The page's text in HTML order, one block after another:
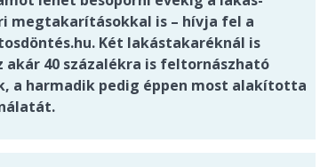
megtakarításokkal is – hívja fel a
Két lakástakaréknál is
40 százalékra is feltornászható
a harmadik pedig éppen most alakította